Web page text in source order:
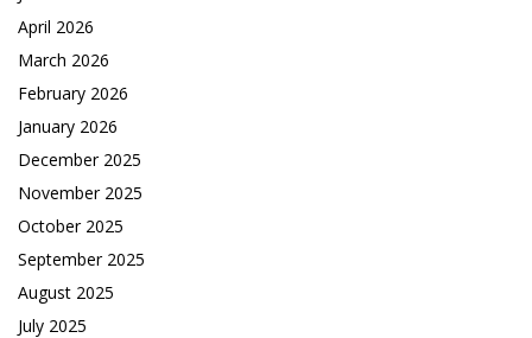
April 2026
March 2026
February 2026
January 2026
December 2025
November 2025
October 2025
September 2025
August 2025
July 2025